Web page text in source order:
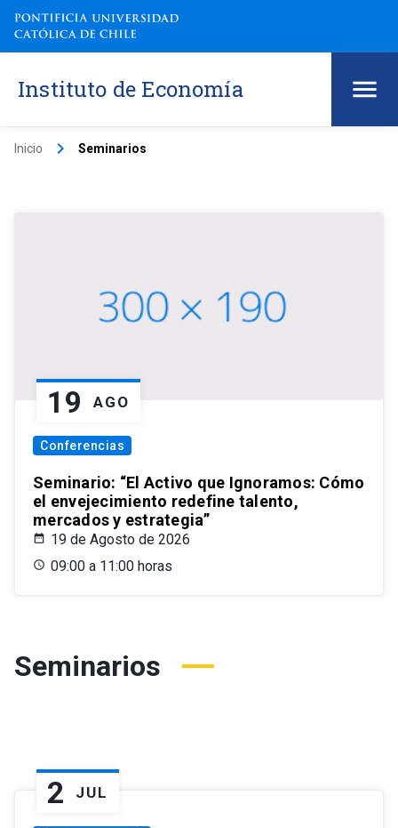
Instituto de Economía
Inicio keyboard_arrow_right Seminarios
19 AGO
Conferencias
Seminario: “El Activo que Ignoramos: Cómo
el envejecimiento redefine talento,
mercados y estrategia”
19 de Agosto de 2026
09:00 a 11:00 horas
Seminarios
2 JUL